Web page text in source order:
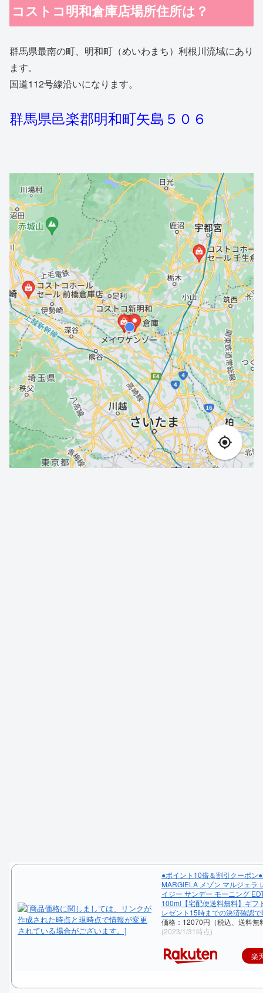
コストコ明和倉庫店場所住所は？
群馬県最南の町、明和町（めいわまち）利根川流域にあり
ます。
国道112号線沿いになります。
群馬県邑楽郡明和町矢島５０６
●ポイント10倍＆割引クーポン
MARGIELA メゾン マルジェラ
イジー サンデー モーニング
100ml【宅配便送料無料】ギフ
レゼント15時までの決済確認
価格：12070円（税込、送料無
(2023/1/31時点)
楽